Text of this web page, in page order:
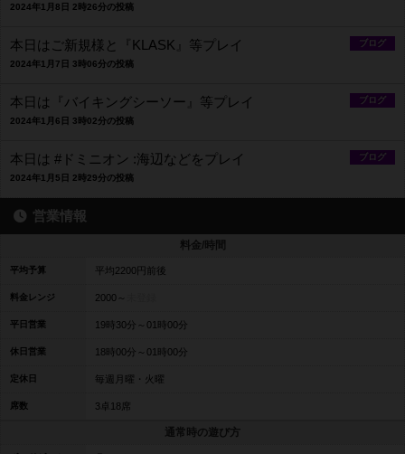
2024年1月8日 2時26分の投稿
ブログ
本日はご新規様と『KLASK』等プレイ
2024年1月7日 3時06分の投稿
ブログ
本日は『バイキングシーソー』等プレイ
2024年1月6日 3時02分の投稿
ブログ
本日は #ドミニオン :海辺などをプレイ
2024年1月5日 2時29分の投稿
営業情報
料金/時間
平均予算 平均2200円前後
料金レンジ 2000～
平日営業 19時30分～01時00分
休日営業 18時00分～01時00分
定休日 毎週月曜・火曜
席数 3卓18席
通常時の遊び方